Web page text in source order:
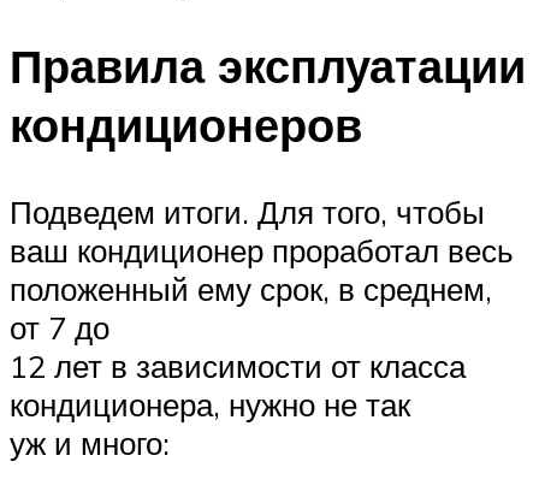
Правила эксплуатации
кондиционеров
Подведем итоги. Для того, чтобы
ваш кондиционер проработал весь
положенный ему срок, в среднем,
от 7 до
12 лет в зависимости от класса
кондиционера, нужно не так
уж и много: